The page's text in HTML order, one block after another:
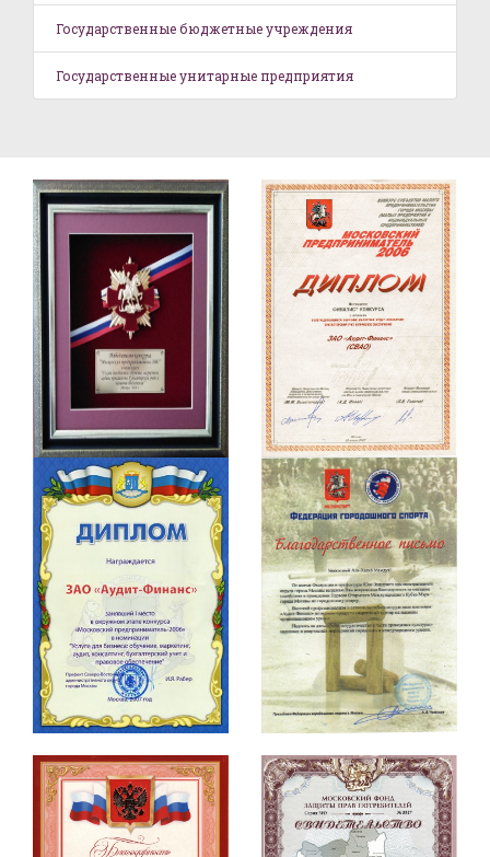
Государственные бюджетные учреждения
Государственные унитарные предприятия